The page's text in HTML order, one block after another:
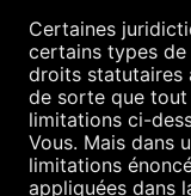
Certaines
certains types
droits statutaires
de sorte que
limitations ci-
Vous. Mais dans
limitations
appliquées dans